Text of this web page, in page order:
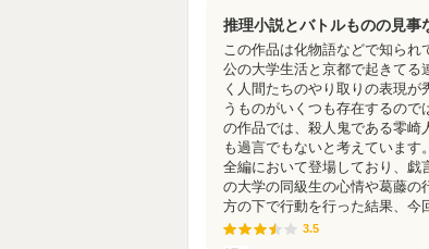
推理小説とバトルものの見事
この作品は化物語などで知られ
公の大学生活と京都で起きてる
く人間たちのやり取りの表現
うものがいくつも存在するの
の作品では、殺人鬼である零崎
も過言でもないと考えています
全編において登場しており、戯
の大学の同級生の心情や葛藤の
方の下で行動を行った結果、今
3.5
3.5